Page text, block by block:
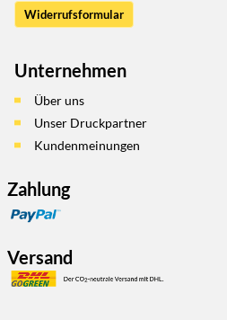
Widerrufsformular
Unternehmen
Über uns
Unser Druckpartner
Kundenmeinungen
Zahlung
Versand